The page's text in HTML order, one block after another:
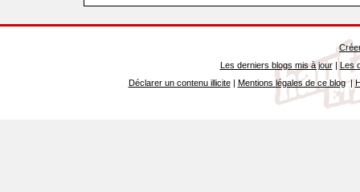
Les derniers blogs mis à jour| Les
Déclarer un contenu illicite| Mentions légales de ce blog|